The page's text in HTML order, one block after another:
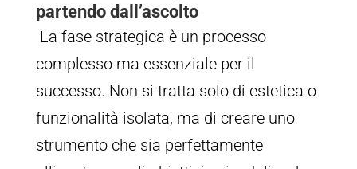
partendo dall’ascolto
La fase strategica è un processo
complesso ma essenziale per il
successo. Non si tratta solo di estetica o
funzionalità isolata, ma di creare uno
strumento che sia perfettamente